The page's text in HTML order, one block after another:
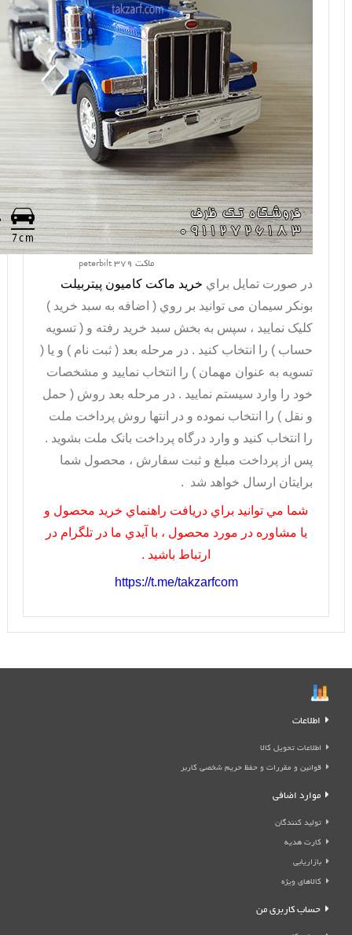
ماکت peterbilt 379
در صورت تمايل براي خريد ماکت کامیون پیتربیلت
بونکر سیمان می توانيد بر روي ( اضافه به سبد خريد )
کليک نماييد ، سپس به بخش سبد خريد رفته و ( تسويه
حساب ) را انتخاب کنيد . در مرحله بعد ( ثبت نام ) و يا (
تسويه به عنوان مهمان ) را انتخاب نماييد و مشخصات
خود را وارد سيستم نماييد . در مرحله بعد روش ( حمل
و نقل ) را انتخاب نموده و در انتها روش پرداخت ملت
را انتخاب کنيد و وارد درگاه پرداخت بانک ملت بشويد .
پس از پرداخت مبلغ و ثبت سفارش ، محصول شما
برايتان ارسال خواهد شد .
شما مي توانيد براي دريافت راهنماي خريد محصول و
يا مشاوره در مورد محصول ، با آيدي ما در تلگرام در
ارتباط باشيد .
https://t.me/takzarfcom
اطلاعات
اطلاعات تحویل کالا
قوانین و مقررات و حفظ حریم شخصی کاربر
موارد اضافی
تولید کنندگان
کارت هدیه
بازاریابی
کالاهای ویژه
حساب کاربری من